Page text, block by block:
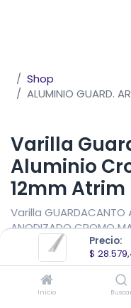
Precio:
$
Inicio
Shop
ALUMINIO GUARD.
Varilla
Aluminio
12mm Atrim
Varilla
ANODIZADO CROMO
de altura x 8 mm de
$28.579,49 IVA
Precio sin impuestos